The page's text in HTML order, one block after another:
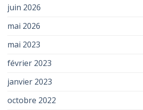
juin 2026
mai 2026
mai 2023
février 2023
janvier 2023
octobre 2022